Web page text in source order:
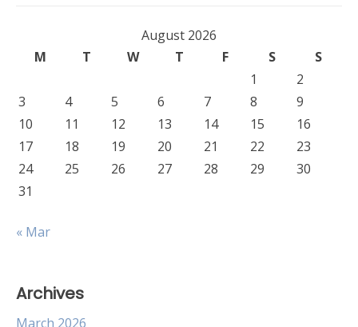
August 2026
M
T W T F S
S
1
2
3
4 5 6 7 8
9
10
11 12 13 14 15
16
17
18 19 20 21 22
23
24
25 26 27 28 29
30
31
« Mar
Archives
March 2026